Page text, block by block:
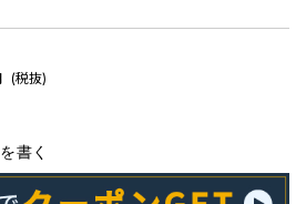
(税抜)
書く